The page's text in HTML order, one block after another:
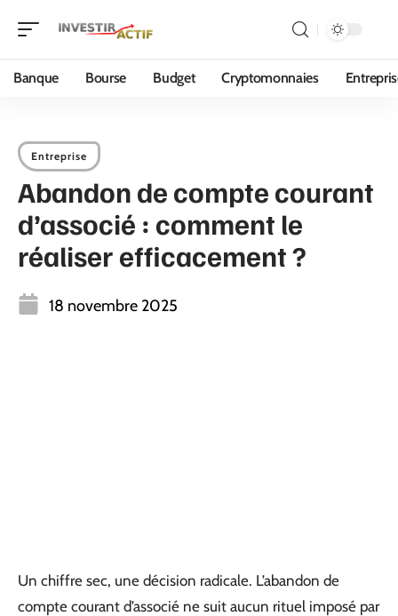
Banque Bourse Budget Cryptomonnaies
Entreprise
Abandon de compte courant
d’associé : comment le
réaliser efficacement ?
18 novembre 2025
Un chiffre sec, une décision radicale. L’abandon de
compte courant d’associé ne suit aucun rituel imposé par